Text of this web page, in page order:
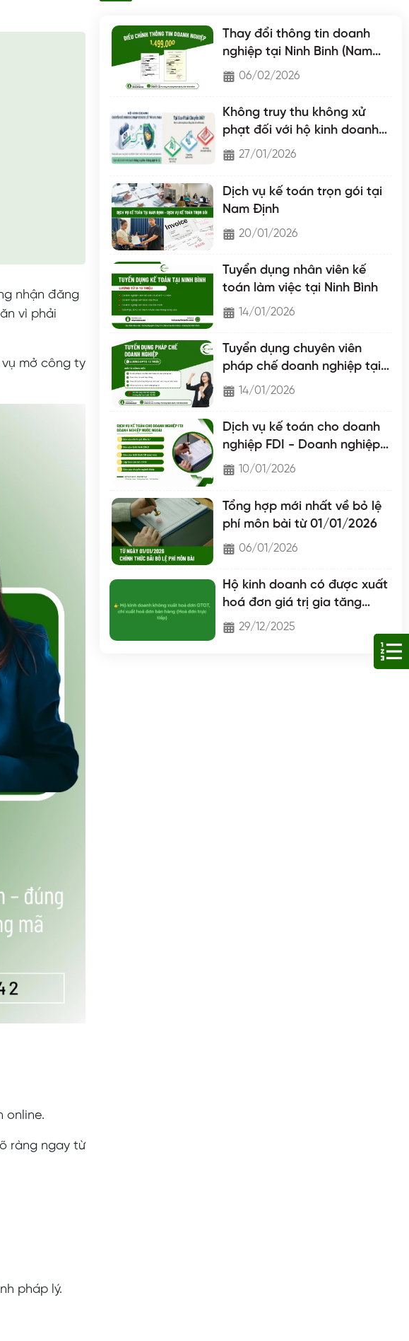
nhận đăng
vì phải
mở công ty
online.
ràng ngay từ
pháp lý.
Thay đổi thông tin doanh
nghiệp tại Ninh Binh (Nam
Định - Hà Nam - Ninh Binh)
06/02/2026
Không truy thu không xử
phạt đối với hộ kinh doanh
chuyển lên hộ khoán
27/01/2026
Dịch vụ kế toán trọn gói tại
Nam Định
20/01/2026
Tuyển dụng nhân viên kế
toán làm việc tại Ninh Bình
14/01/2026
Tuyển dụng chuyên viên
pháp chế doanh nghiệp tại
Nam Định
14/01/2026
Dịch vụ kế toán cho doanh
nghiệp FDI - Doanh nghiệp
nước ngoài
10/01/2026
Tổng hợp mới nhất về bỏ lệ
phí môn bài từ 01/01/2026
06/01/2026
Hộ kinh doanh có được xuất
hoá đơn giá trị gia tăng
không?
29/12/2025